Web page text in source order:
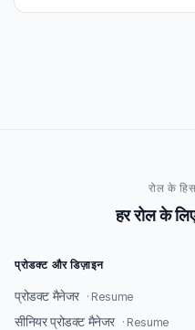
रोल के
हर रोल के
प्रोडक्ट और डिज़ाइन
प्रोडक्ट मैनेजर · Resume
सीनियर प्रोडक्ट मैनेजर · Resume